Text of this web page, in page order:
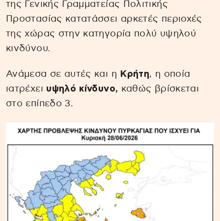
της Γενικής Γραμματείας Πολιτικής
Προστασίας κατατάσσει αρκετές περιοχές
της χώρας στην κατηγορία πολύ υψηλού
κινδύνου.
Ανάμεσα σε αυτές και η Κρήτη, η οποία
ιατρέχει υψηλό κίνδυνο, καθώς βρίσκεται
στο επίπεδο 3.